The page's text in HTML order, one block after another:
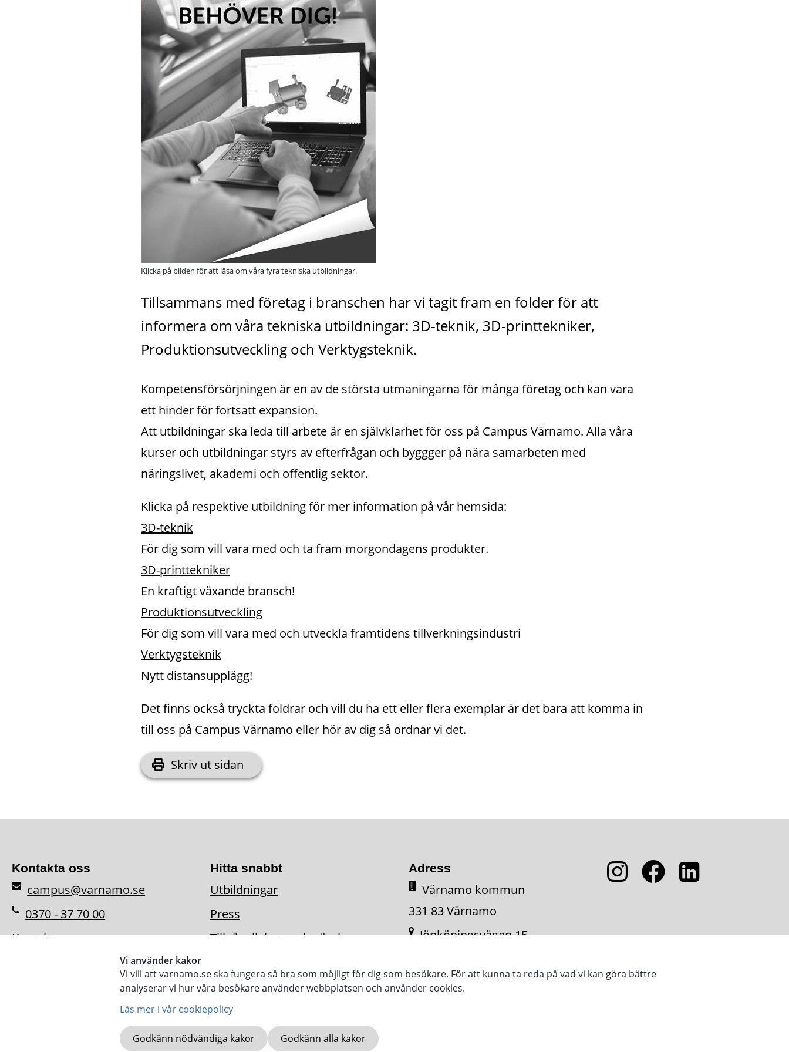
Vi använder kakor
Vi vill att varnamo.se ska fungera så bra som möjligt för dig som besökare. För att kunna ta reda på vad vi kan göra bättre
analyserar vi hur våra besökare använder webbplatsen och använder cookies.
Läs mer i vår cookiepolicy
Godkänn nödvändiga kakor Godkänn alla kakor
Klicka på bilden för att läsa om våra fyra tekniska utbildningar.
Tillsammans med företag i branschen har vi tagit fram en folder för att
informera om våra tekniska utbildningar: 3D-teknik, 3D-printtekniker,
Produktionsutveckling och Verktygsteknik.
Kompetensförsörjningen är en av de största utmaningarna för många företag och kan vara
ett hinder för fortsatt expansion.
Att utbildningar ska leda till arbete är en självklarhet för oss på Campus Värnamo. Alla våra
kurser och utbildningar styrs av efterfrågan och byggger på nära samarbeten med
näringslivet, akademi och offentlig sektor.
Klicka på respektive utbildning för mer information på vår hemsida:
3D-teknik
För dig som vill vara med och ta fram morgondagens produkter.
3D-printtekniker
En kraftigt växande bransch!
Produktionsutveckling
För dig som vill vara med och utveckla framtidens tillverkningsindustri
Verktygsteknik
Nytt distansupplägg!
Det finns också tryckta foldrar och vill du ha ett eller flera exemplar är det bara att komma in
till oss på Campus Värnamo eller hör av dig så ordnar vi det.
Skriv ut sidan
Kontakta oss
campus@varnamo.se
0370 - 37 70 00
Kontaktpersoner
Hitta snabbt
Utbildningar
Press
Tillgänglighetsredogörelse
Adress
Värnamo kommun
331 83 Värnamo
Jönköpingsvägen 15